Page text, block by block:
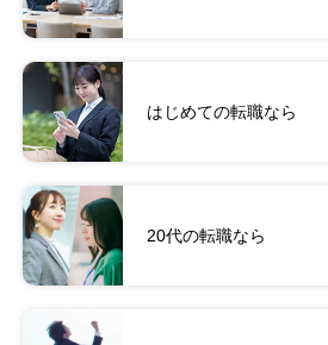
はじめての転職なら
20代の転職なら